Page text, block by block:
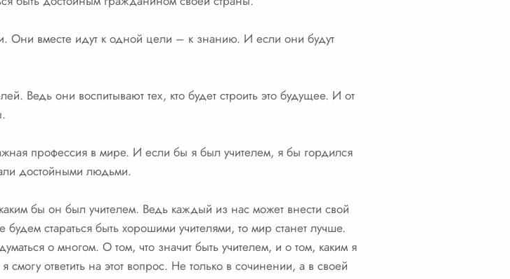
Они вместе идут к одной цели – к знанию. И если они будут
Ведь они воспитывают тех, кто будет строить это будущее. И от
профессия в мире. И если бы я был учителем, я бы гордился
достойными людьми.
бы он был учителем. Ведь каждый из нас может внести свой
стараться быть хорошими учителями, то мир станет лучше.
о многом. О том, что значит быть учителем, и о том, каким я
ответить на этот вопрос. Не только в сочинении, а в своей